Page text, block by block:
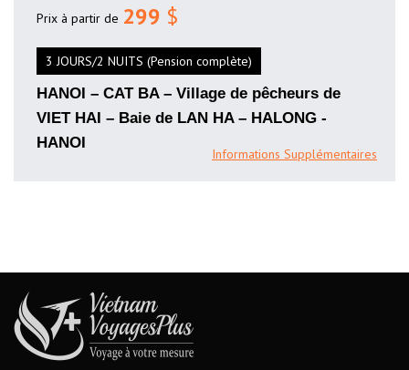
Prix à partir de 299 $
3 JOURS/2 NUITS (Pension complète)
HANOI – CAT BA – Village de pêcheurs de
VIET HAI – Baie de LAN HA – HALONG -
HANOI
Informations Supplémentaires